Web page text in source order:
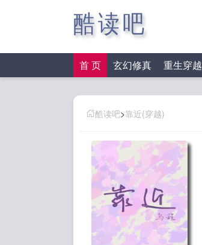
酷读吧
首 页 玄幻修真 重生穿越
酷读吧>靠近(穿越)